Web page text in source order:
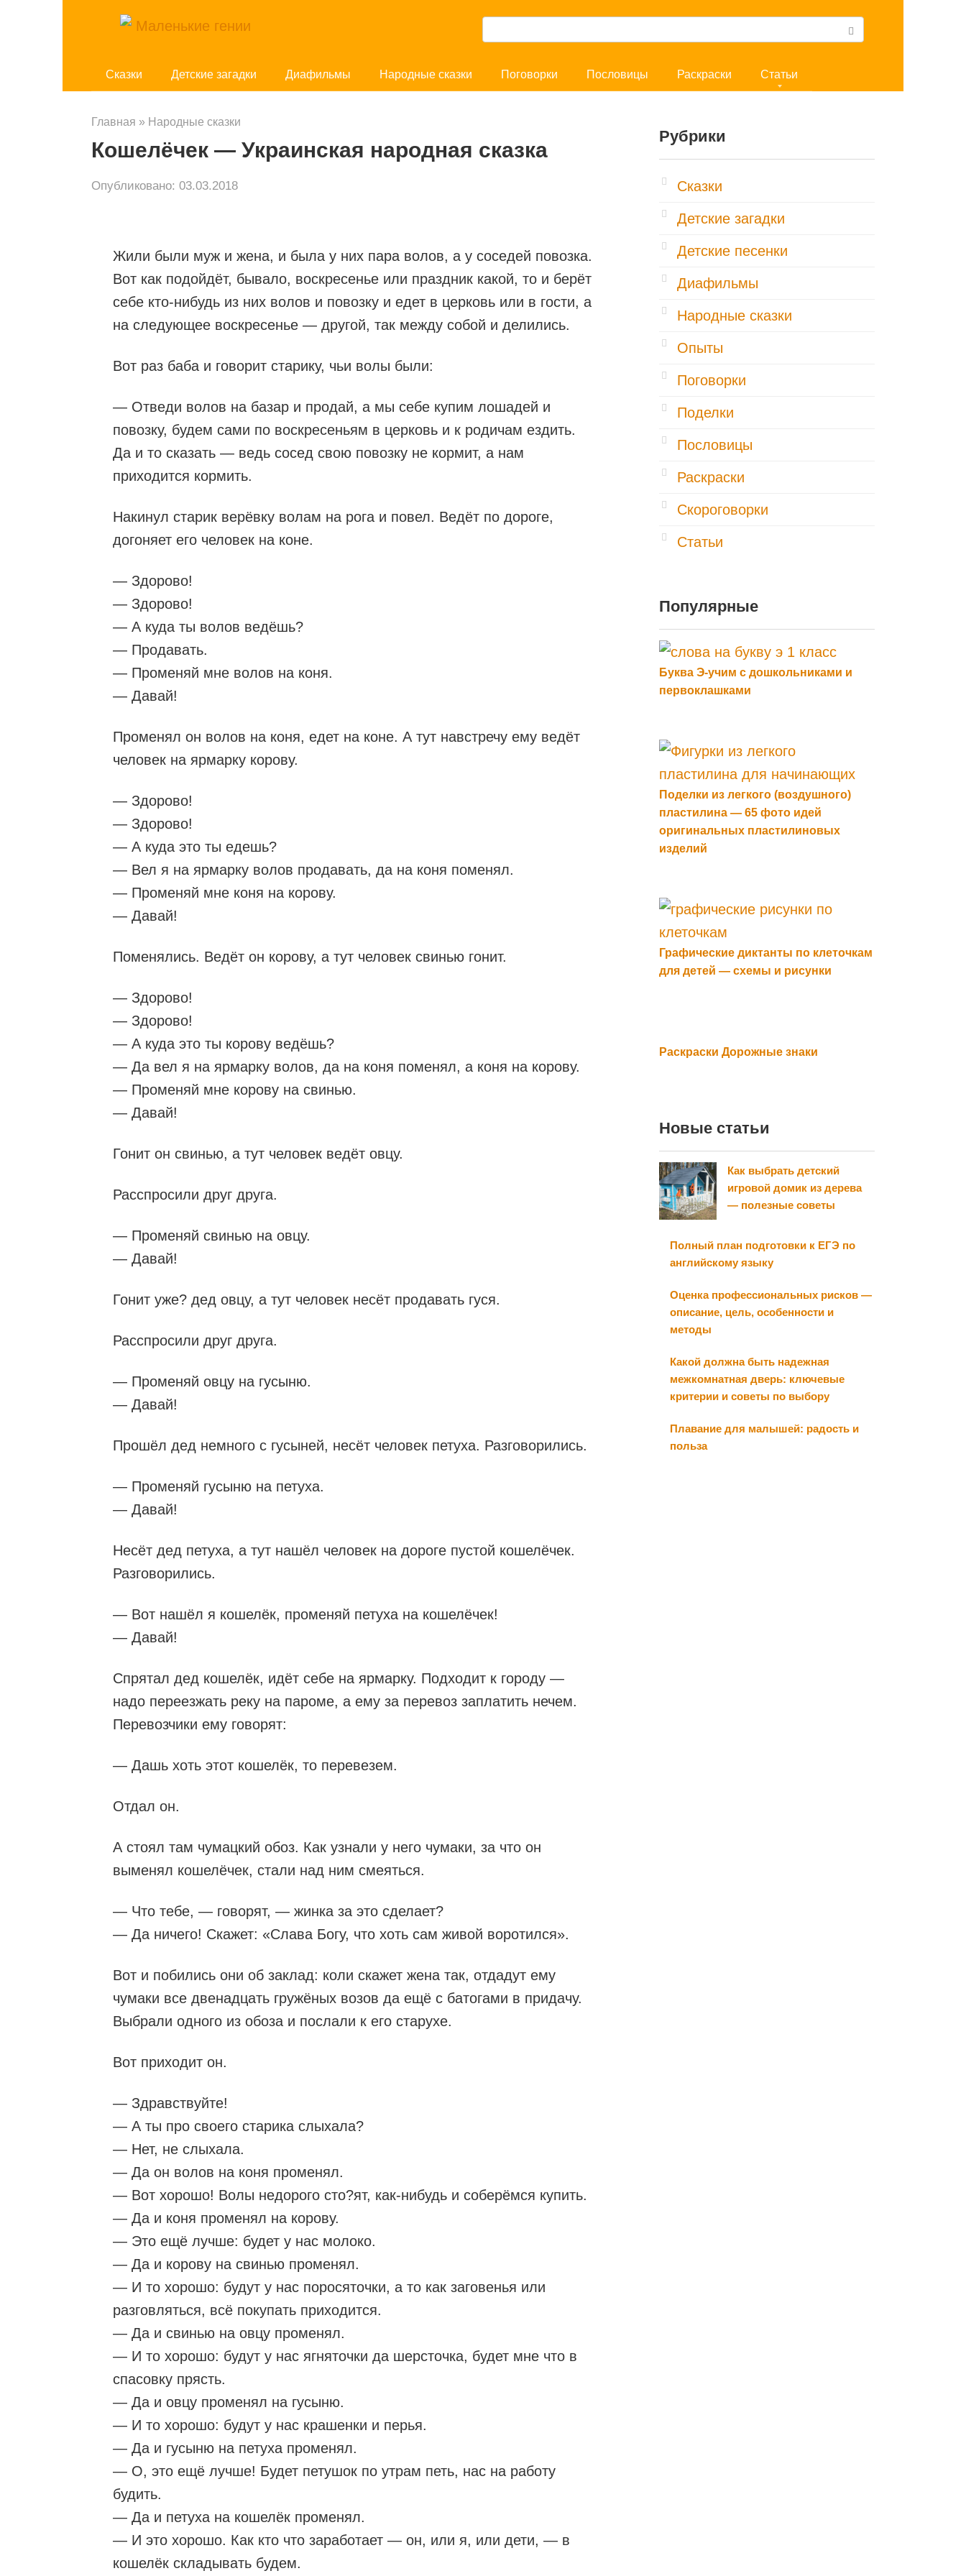
:
Cказки Детские загадки Диафильмы Народные сказки Поговорки Пословицы Раскраски Статьи
Главная » Народные сказки
Кошелёчек — Украинская народная сказка
Опубликовано: 03.03.2018
Жили были муж и жена, и была у них пара волов, а у соседей повозка.
Вот как подойдёт, бывало, воскресенье или праздник какой, то и берёт
себе кто-нибудь из них волов и повозку и едет в церковь или в гости, а
на следующее воскресенье — другой, так между собой и делились.
Вот раз баба и говорит старику, чьи волы были:
— Отведи волов на базар и продай, а мы себе купим лошадей и
повозку, будем сами по воскресеньям в церковь и к родичам ездить.
Да и то сказать — ведь сосед свою повозку не кормит, а нам
приходится кормить.
Накинул старик верёвку волам на рога и повел. Ведёт по дороге,
догоняет его человек на коне.
— Здорово!
— Здорово!
— А куда ты волов ведёшь?
— Продавать.
— Променяй мне волов на коня.
— Давай!
Променял он волов на коня, едет на коне. А тут навстречу ему ведёт
человек на ярмарку корову.
— Здорово!
— Здорово!
— А куда это ты едешь?
— Вел я на ярмарку волов продавать, да на коня поменял.
— Променяй мне коня на корову.
— Давай!
Поменялись. Ведёт он корову, а тут человек свинью гонит.
— Здорово!
— Здорово!
— А куда это ты корову ведёшь?
— Да вел я на ярмарку волов, да на коня поменял, а коня на корову.
— Променяй мне корову на свинью.
— Давай!
Гонит он свинью, а тут человек ведёт овцу.
Расспросили друг друга.
— Променяй свинью на овцу.
— Давай!
Гонит уже? дед овцу, а тут человек несёт продавать гуся.
Расспросили друг друга.
— Променяй овцу на гусыню.
— Давай!
Прошёл дед немного с гусыней, несёт человек петуха. Разговорились.
— Променяй гусыню на петуха.
— Давай!
Несёт дед петуха, а тут нашёл человек на дороге пустой кошелёчек.
Разговорились.
— Вот нашёл я кошелёк, променяй петуха на кошелёчек!
— Давай!
Спрятал дед кошелёк, идёт себе на ярмарку. Подходит к городу —
надо переезжать реку на пароме, а ему за перевоз заплатить нечем.
Перевозчики ему говорят:
— Дашь хоть этот кошелёк, то перевезем.
Отдал он.
А стоял там чумацкий обоз. Как узнали у него чумаки, за что он
выменял кошелёчек, стали над ним смеяться.
— Что тебе, — говорят, — жинка за это сделает?
— Да ничего! Скажет: «Слава Богу, что хоть сам живой воротился».
Вот и побились они об заклад: коли скажет жена так, отдадут ему
чумаки все двенадцать гружёных возов да ещё с батогами в придачу.
Выбрали одного из обоза и послали к его старухе.
Вот приходит он.
— Здравствуйте!
— А ты про своего старика слыхала?
— Нет, не слыхала.
— Да он волов на коня променял.
— Вот хорошо! Волы недорого сто?ят, как-нибудь и соберёмся купить.
— Да и коня променял на корову.
— Это ещё лучше: будет у нас молоко.
— Да и корову на свинью променял.
— И то хорошо: будут у нас поросяточки, а то как заговенья или
разговляться, всё покупать приходится.
— Да и свинью на овцу променял.
— И то хорошо: будут у нас ягняточки да шерсточка, будет мне что в
спасовку прясть.
— Да и овцу променял на гусыню.
— И то хорошо: будут у нас крашенки и перья.
— Да и гусыню на петуха променял.
— О, это ещё лучше! Будет петушок по утрам петь, нас на работу
будить.
— Да и петуха на кошелёк променял.
— И это хорошо. Как кто что заработает — он, или я, или дети, — в
кошелёк складывать будем.
Рубрики
Cказки
Детские загадки
Детские песенки
Диафильмы
Народные сказки
Опыты
Поговорки
Поделки
Пословицы
Раскраски
Скороговорки
Статьи
Популярные
Буква Э-учим с дошкольниками и
первоклашками
Поделки из легкого (воздушного)
пластилина — 65 фото идей
оригинальных пластилиновых
изделий
Графические диктанты по клеточкам
для детей — схемы и рисунки
Раскраски Дорожные знаки
Новые статьи
Как выбрать детский
игровой домик из дерева
— полезные советы
Полный план подготовки к ЕГЭ по
английскому языку
Оценка профессиональных рисков —
описание, цель, особенности и
методы
Какой должна быть надежная
межкомнатная дверь: ключевые
критерии и советы по выбору
Плавание для малышей: радость и
польза